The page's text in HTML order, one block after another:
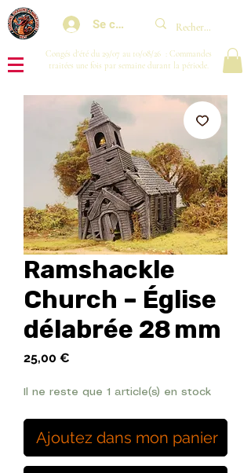
Se connecter
Congés d'été du 29/07 au 10/08/26 : Commandes
traitées une fois par semaine durant la période.
Ramshackle
Church – Église
délabrée 28 mm
25,00 €
Il ne reste que 1 article(s) en stock
Ajoutez dans mon panier